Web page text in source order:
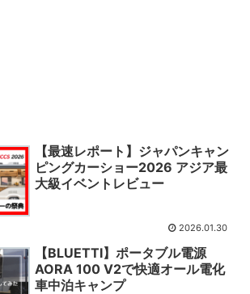
【最速レポート】ジャパンキャン
ピングカーショー2026 アジア最
大級イベントレビュー
2026.01.30
【BLUETTI】ポータブル電源
AORA 100 V2で快適オール電化
車中泊キャンプ